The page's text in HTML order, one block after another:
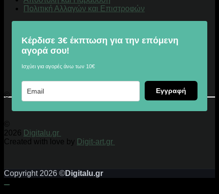
Πολιτική Αλλαγών και Επιστροφών
Κέρδισε 3€ έκπτωση για την επόμενη
αγορά σου!
Ισχύει για αγορές άνω των 10€
Εγγραφή
© 2026 Digitalu.gr
©
2026 Digitalu.gr
Created with love by Digit-art.gr
Copyright 2026 ©Digitalu.gr